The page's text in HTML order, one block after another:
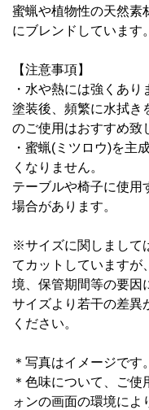
蜜蝋や植物性の天然素
にブレンドしています。
【注意事項】
・水や熱には強くあり
塗装後、頻繁に水拭き
のご使用はおすすめ致
・蜜蝋(ミツロウ)を主
くなりません。
テーブルや椅子に使用
場合があります。
※サイズに関しまして
てカットしていますが
境、保管期間等の要因
サイズより若干の差異
ください。
＊写真はイメージです。
＊ 色味について、ご使
ォンの画面の環境に